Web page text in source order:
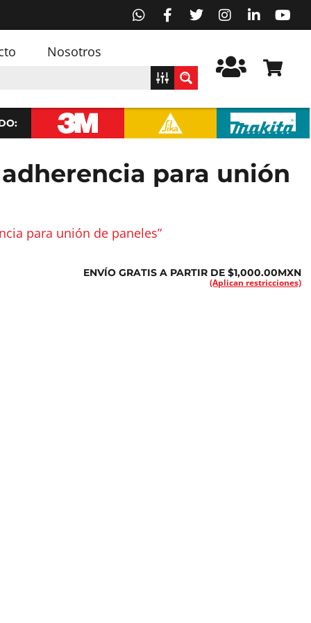
Nosotros
para unión
para unión de paneles”
ENVÍO GRATIS A PARTIR DE $1,000.00MXN
(Aplican restricciones)